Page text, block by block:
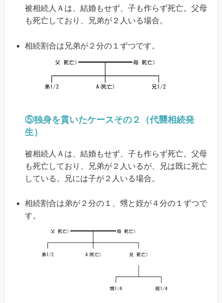
被相続人Ａは、結婚もせず、子も作らず死亡。父母
も死亡しており、兄弟が２人いる場合。
相続割合は兄弟が２分の１ずつです。
⑤独身を貫いたケースその２（代襲相続発
生）
被相続人Ａは、結婚もせず、子も作らず死亡。父母
も死亡しており、兄弟が２人いるが、兄は既に死亡
している。兄には子が２人いる場合。
相続割合は弟が２分の１、甥と姪が４分の１ずつで
す。